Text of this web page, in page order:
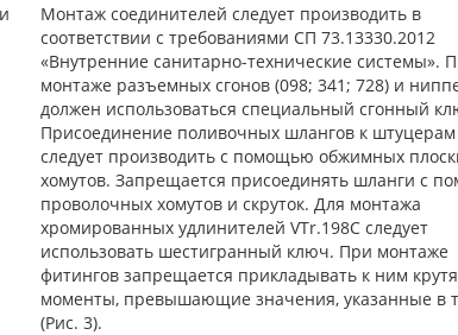
Монтаж соединителей следует производить в
соответствии с требованиями СП 73.13330.2012
«Внутренние санитарно-технические системы».
монтаже разъемных сгонов (098; 341; 728) и
должен использоваться специальный сгонный
Присоединение поливочных шлангов к штуцерам
следует производить с помощью обжимных
хомутов. Запрещается присоединять шланги с
проволочных хомутов и скруток. Для монтажа
хромированных удлинителей VTr.198C следует
использовать шестигранный ключ. При монтаже
фитингов запрещается прикладывать к ним
моменты, превышающие значения, указанные в
(Рис. 3).